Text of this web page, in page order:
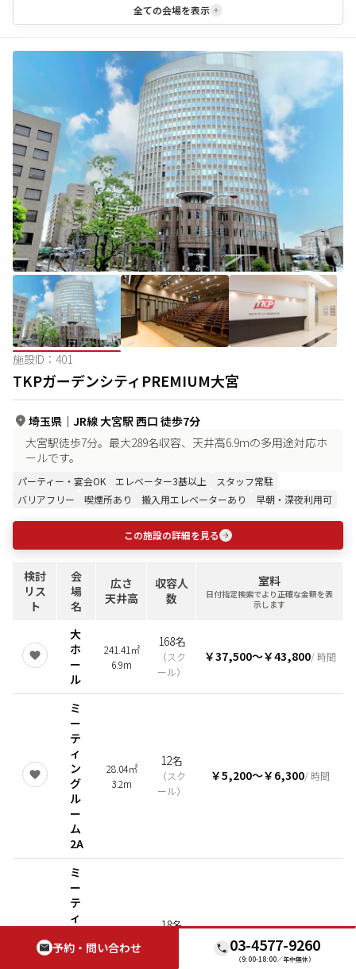
全ての会場を表示
施設ID： 401
TKPガーデンシティPREMIUM大宮
埼玉県 ｜ JR線 大宮駅 西口 徒歩7分
大宮駅徒歩7分。最大289名収容、天井高6.9mの多用途対応ホ
ールです。
パーティー・宴会OK エレベーター3基以上
スタッフ常駐
バリアフリー
喫煙所あり 搬入用エレベーターあり 早朝・深夜利用可
この施設の詳細を見る
検討
リス
ト
会
場
名
広さ
天井高
収容人
数
室料
日付指定検索でより正確な金額を表
示します
大
ホ
ー
ル
241.41㎡
6.9m
168名
（スク
ール）
￥37,500〜￥43,800/ 時間
ミ
ー
テ
ィ
ン
グ
ル
ー
ム
2A
28.04㎡
3.2m
12名
（スク
ール）
￥5,200〜￥6,300/ 時間
ミ
ー
テ
ィ
グ
3.2m
18名
￥6,200 〜￥7,600/ 時間
予約・問い合わせ 03-4577-9260
（9:00-18:00／年中無休）